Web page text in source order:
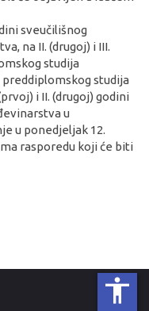
sveučilišnog
na II. (drugoj) i III.
studija
studija
i II. (drugoj) godini
u
u ponedjeljak 12.
rasporedu koji će biti
accessibility